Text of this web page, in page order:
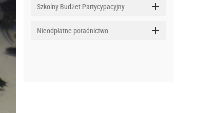
Szkolny Budżet Partycypacyjny
Nieodpłatne poradnictwo